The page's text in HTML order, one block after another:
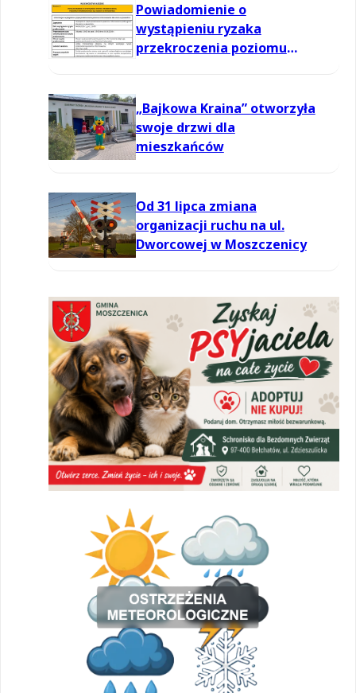
Powiadomienie o
wystąpieniu ryzaka
przekroczenia poziomu
„Bajkowa Kraina” otworzyła
swoje drzwi dla
mieszkańców
Od 31 lipca zmiana
organizacji ruchu na ul.
Dworcowej w Moszczenicy